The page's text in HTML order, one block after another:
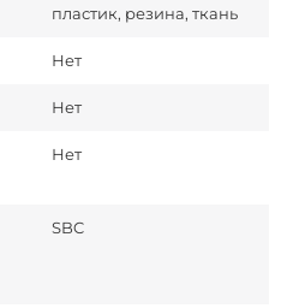
пластик, резина, ткань
Нет
Нет
Нет
SBC